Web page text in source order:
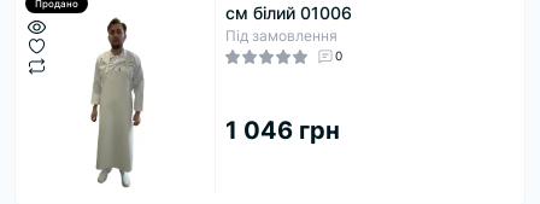
Продано см білий 01006
Під замовлення
0
1 046 грн